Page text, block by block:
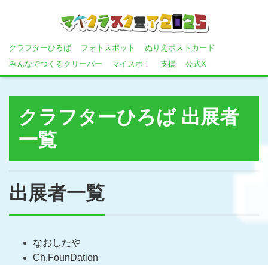
クラフターひろば フォトスポット
ぬりえポストカード
みんなでつくるクリーパー
マイスポ！ 支援 公式X
クラフターひろば 出展者
一覧
出展者一覧
なおしたや
Ch.FounDation